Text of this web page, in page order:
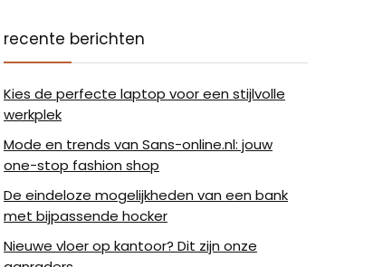
recente berichten
Kies de perfecte laptop voor een stijlvolle
werkplek
Mode en trends van Sans-online.nl: jouw
one-stop fashion shop
De eindeloze mogelijkheden van een bank
met bijpassende hocker
Nieuwe vloer op kantoor? Dit zijn onze